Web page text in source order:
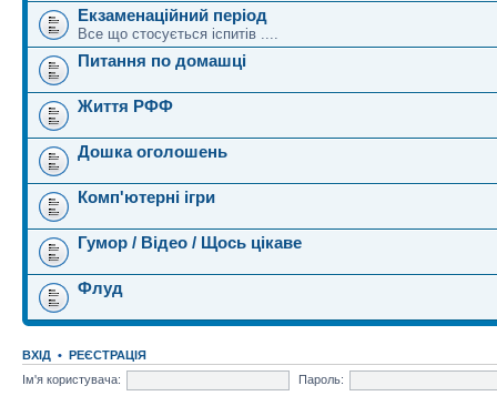
Екзаменаційний період
Все що стосується іспитів ....
Питання по домашці
Життя РФФ
Дошка оголошень
Комп'ютерні ігри
Гумор / Відео / Щось цікаве
Флуд
ВХІД • РЕЄСТРАЦІЯ
Ім'я користувача:
Пароль: